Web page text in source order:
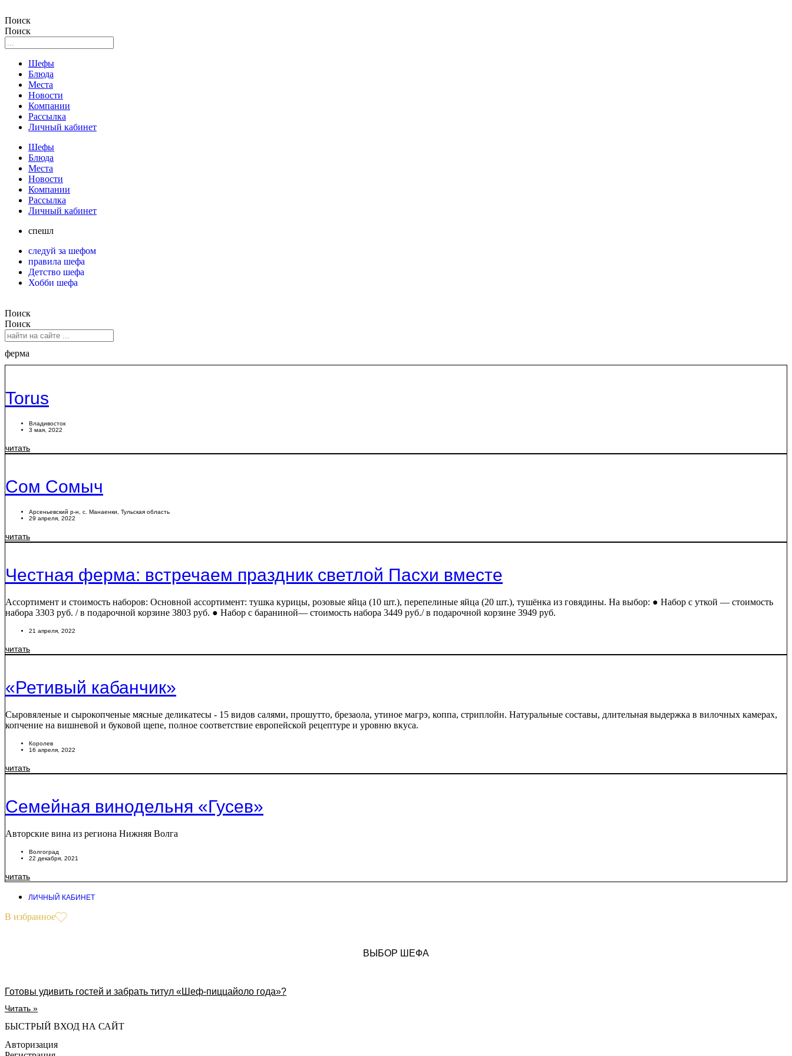
Поиск
Поиск
Шефы
Блюда
Места
Новости
Компании
Рассылка
Личный кабинет
Шефы
Блюда
Места
Новости
Компании
Рассылка
Личный кабинет
спешл
следуй за шефом
правила шефа
Детство шефа
Хобби шефа
Поиск
Поиск
ферма
Torus
Владивосток
3 мая, 2022
читать
Сом Сомыч
Арсеньевский р-н с. Манаенки
Тульская область
29 апреля, 2022
читать
Честная ферма: встречаем праздник светлой Пасхи вместе
Ассортимент и стоимость наборов: Основной ассортимент: тушка курицы, розовые яйца (10 шт.), перепелиные яйца (20 шт.), тушёнка из говядины. На выбор: ● Набор с уткой — стоимость
набора 3303 руб. / в подарочной корзине 3803 руб. ● Набор с бараниной— стоимость набора 3449 руб./ в подарочной корзине 3949 руб.
21 апреля, 2022
читать
«Ретивый кабанчик»
Сыровяленые и сырокопченые мясные деликатесы - 15 видов салями, прошутто, брезаола, утиное магрэ, коппа, стриплойн. Натуральные составы, длительная выдержка в вилочных камерах,
копчение на вишневой и буковой щепе, полное соответствие европейской рецептуре и уровню вкуса.
Королев
16 апреля, 2022
читать
Семейная винодельня «Гусев»
Авторские вина из региона Нижняя Волга
Волгоград
22 декабря, 2021
читать
ЛИЧНЫЙ КАБИНЕТ
В избранное
ВЫБОР ШЕФА
Готовы удивить гостей и забрать титул «Шеф-пиццайоло года»?
Читать »
БЫСТРЫЙ ВХОД НА САЙТ
Авторизация